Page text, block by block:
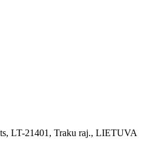
LT-21401, Traku raj., LIETUVA